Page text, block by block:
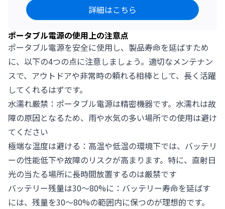
詳細はこちら
ポータブル電源の使用上の注意点
ポータブル電源を安全に使用し、製品寿命を延ばすため
に、以下の4つの点に注意しましょう。適切なメンテナン
スで、アウトドアや非常時の頼れる相棒として、長く活躍
してくれるはずです。
水濡れ厳禁：ポータブル電源は精密機器です。水濡れは故
障の原因となるため、雨や水気の多い場所での使用は避け
てください
極端な温度は避ける：高温や低温の環境下では、バッテリ
ーの性能低下や故障のリスクが高まります。特に、直射日
光の当たる場所に長時間放置するのは厳禁です
バッテリー残量は30〜80%に：バッテリー寿命を延ばす
には、残量を30〜80%の範囲内に保つのが理想的です。